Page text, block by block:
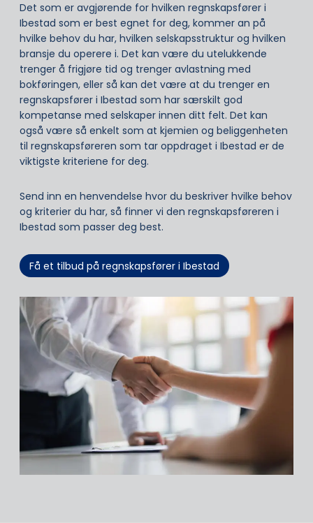
Det som er avgjørende for hvilken regnskapsfører i
Ibestad som er best egnet for deg, kommer an på
hvilke behov du har, hvilken selskapsstruktur og hvilken
bransje du operere i. Det kan være du utelukkende
trenger å frigjøre tid og trenger avlastning med
bokføringen, eller så kan det være at du trenger en
regnskapsfører i Ibestad som har særskilt god
kompetanse med selskaper innen ditt felt. Det kan
også være så enkelt som at kjemien og beliggenheten
til regnskapsføreren som tar oppdraget i Ibestad er de
viktigste kriteriene for deg.
Send inn en henvendelse hvor du beskriver hvilke behov
og kriterier du har, så finner vi den regnskapsføreren i
Ibestad som passer deg best.
Få et tilbud på regnskapsfører i Ibestad